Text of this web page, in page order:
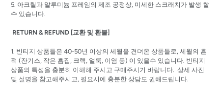
5. 아크릴과 알루미늄 프레임의 제조 공정상, 미세한 스크래치가 발생 할
수 있습니다.
RETURN & REFUND [교환 및 환불]
1. 빈티지 상품들은 40-50년 이상의 세월을 견뎌온 상품들로, 세월의 흔
적 (잔기스, 작은 흠집, 크랙, 얼룩, 이염 등) 이 있을수 있습니다. 빈티지
상품의 특성을 충분히 이해해 주시고 구매주시기 바랍니다. 상세 사진
및 설명을 참고해주시고, 필요시에 충분한 상담도 권해드립니다.